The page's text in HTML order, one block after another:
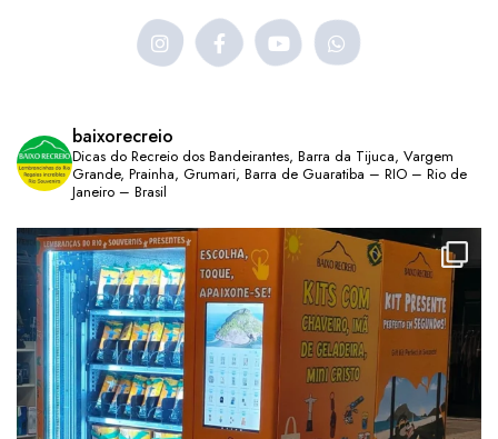
baixorecreio
Dicas do Recreio dos Bandeirantes, Barra da Tijuca, Vargem
Grande, Prainha, Grumari, Barra de Guaratiba – RIO – Rio de
Janeiro – Brasil